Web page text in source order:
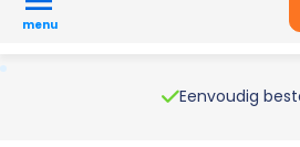
menu
Eenvoudig